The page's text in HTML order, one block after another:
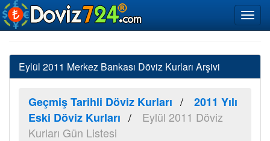
Eylül 2011 Merkez Bankası Döviz Kurları Arşivi
Geçmiş Tarihli Döviz Kurları
2011 Yılı
Eski Döviz Kurları
Eylül 2011 Döviz
Kurları Gün Listesi